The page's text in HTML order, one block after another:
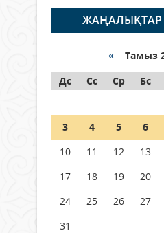
06 тамыз 2026 ж.
граждане
05 тамыз 2026 ж.
Шетелде жүрген
азаматтары қалай
ЖАҢАЛЫҚТАР
« Тамыз
Дс
Сс Ср Бс
3
4 5 6
10
11 12 13
17
18 19 20
24
25 26 27
31